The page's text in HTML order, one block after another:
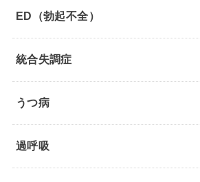
ED（勃起不全）
統合失調症
うつ病
過呼吸